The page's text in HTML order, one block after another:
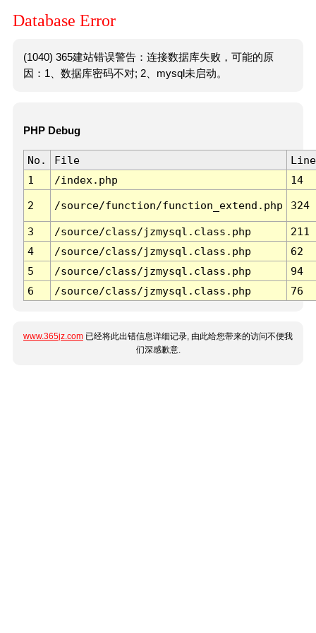
Database Error
(1040) 365建站错误警告：连接数据库失败，可能的原
因：1、数据库密码不对; 2、mysql未启动。
PHP Debug
No. File
Line
1
/index.php 14
2 /source/function/function_extend.php 324
3 /source/class/jzmysql.class.php
211
4
/source/class/jzmysql.class.php
62
5
/source/class/jzmysql.class.php
94
6
/source/class/jzmysql.class.php 76
www.365jz.com 已经将此出错信息详细记录, 由此给您带来的访问不便我
们深感歉意.